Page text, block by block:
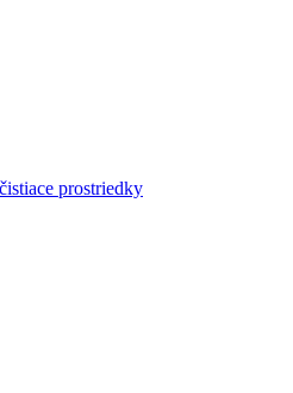
prostriedky